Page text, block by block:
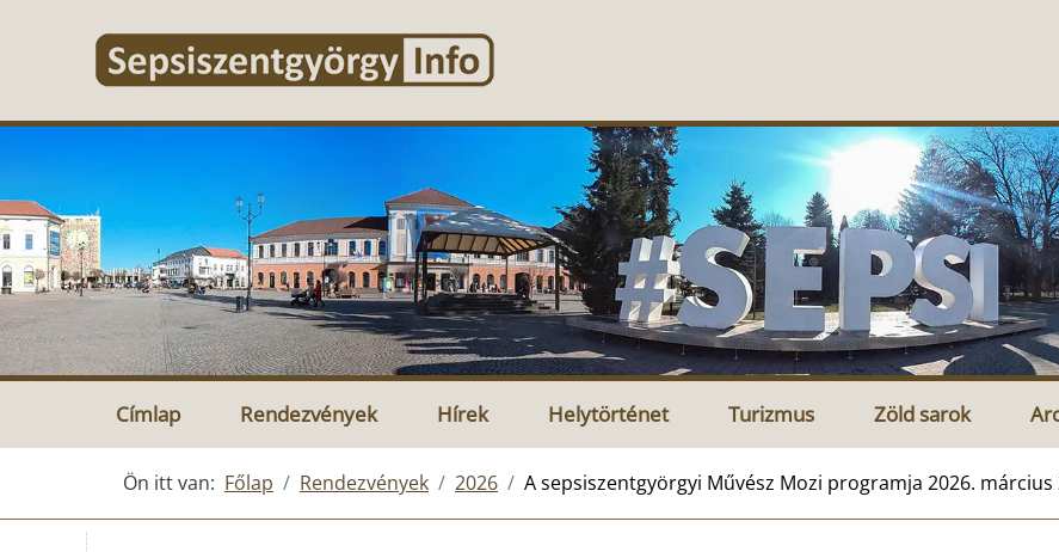
Címlap Rendezvények Hírek Helytörténet Turizmus Zöld sarok
Ön itt van: Főlap Rendezvények 2026 A sepsiszentgyörgyi Művész Mozi programja 2026.